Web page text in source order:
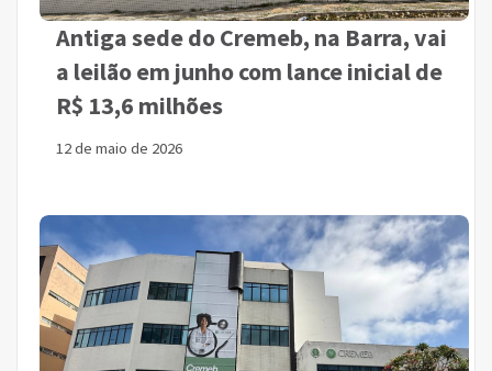
Antiga sede do Cremeb, na Barra, vai
a leilão em junho com lance inicial de
R$ 13,6 milhões
12 de maio de 2026